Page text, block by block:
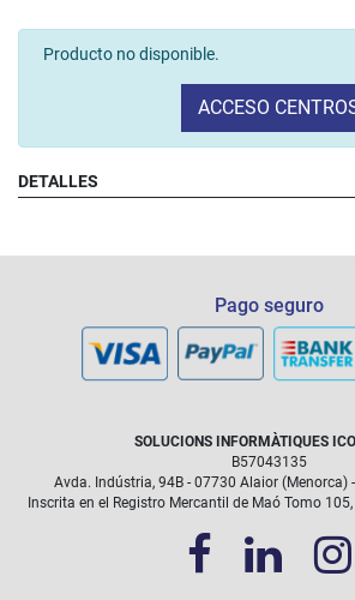
Producto no disponible.
ACCESO
DETALLES
Pago seguro
SOLUCIONS INFORMÀTIQUES
B57043135
Avda. Indústria, 94B - 07730 Alaior (Menorca)
Inscrita en el Registro Mercantil de Maó Tomo